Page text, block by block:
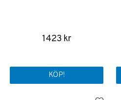
1423 kr
KÖP!